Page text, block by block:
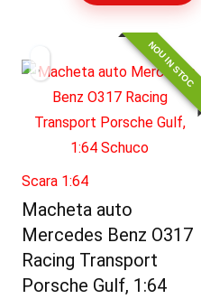
NOU IN STOC
Scara 1:64
Macheta auto
Mercedes Benz O317
Racing Transport
Porsche Gulf, 1:64